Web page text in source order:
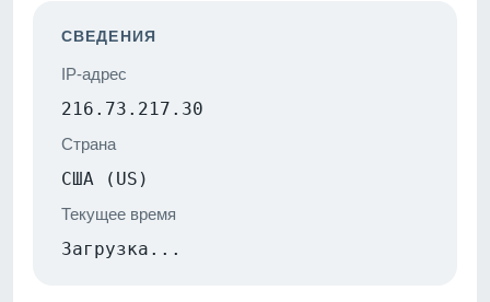
СВЕДЕНИЯ
IP-адрес
216.73.217.30
Страна
США (US)
Текущее время
Загрузка...